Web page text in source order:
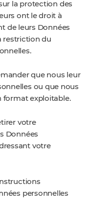
la protection des
ont le droit à
de leurs Données
restriction du
que nous leur
ou que nous
format exploitable.
votre
Données
votre
personnelles